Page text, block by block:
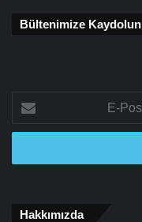
Bültenimize Kaydolun
Posta
adresinizi
Hakkımızda